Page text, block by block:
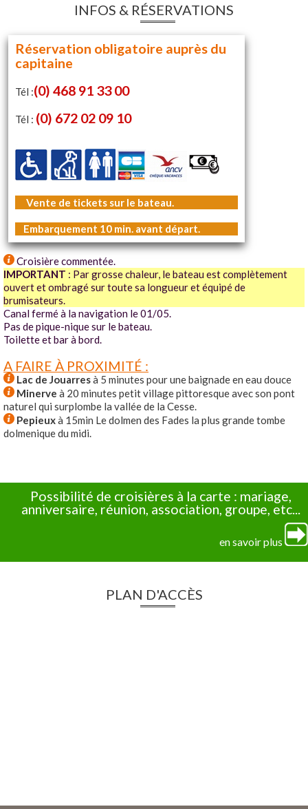
INFOS & RÉSERVATIONS
Réservation obligatoire auprès du
capitaine
Tél :(0) 468 91 33 00
Tél : (0) 672 02 09 10
Vente de tickets sur le bateau.
Embarquement 10 min. avant départ.
Croisière commentée.
IMPORTANT : Par grosse chaleur, le bateau est complètement
ouvert et ombragé sur toute sa longueur et équipé de
brumisateurs.
Canal fermé à la navigation le 01/05.
Pas de pique-nique sur le bateau.
Toilette et bar à bord.
A FAIRE À PROXIMITÉ :
Lac de Jouarresà 5 minutes pour une baignade en eau douce
Minerve à 20 minutes petit village pittoresque avec son pont
naturel qui surplombe la vallée de la Cesse.
Pepieuxà 15min Le dolmen des Fades la plus grande tombe
dolmenique du midi.
Possibilité de croisières à la carte : mariage,
anniversaire, réunion, association, groupe, etc...
en savoir plus
PLAN D'ACCÈS